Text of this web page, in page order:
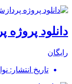
دانلود
رایگان
تاریخ انتشار: نوامبر